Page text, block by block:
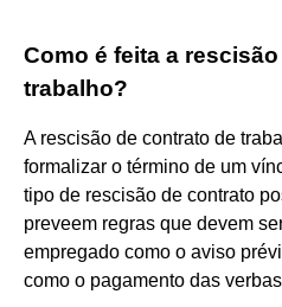
Como é feita a
trabalho?
A rescisão de contrato de
formalizar o término de um
tipo de rescisão de contrato
preveem regras que devem
empregado como o aviso
como o pagamento das